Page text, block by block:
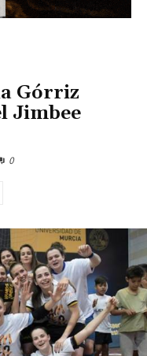
Górriz
Jimbee
0